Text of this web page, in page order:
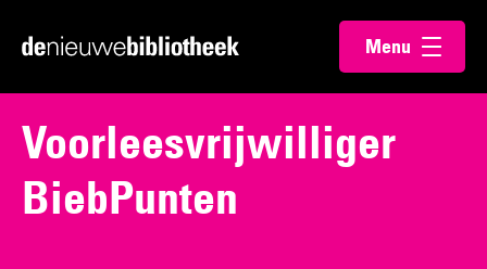
direct
content
direct
footer
Ga
homepagina
Menu
openen
Voorleesvrijwilliger
BiebPunten